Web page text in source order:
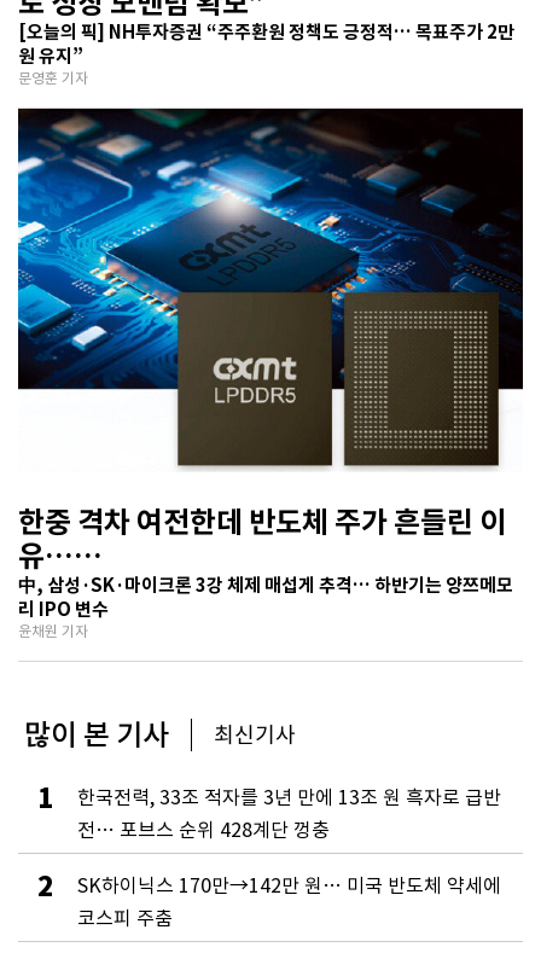
[오늘의 픽] NH투자증권 “주주환원 정책도 긍정적… 목표주가 2만
원 유지”
문영훈 기자
한중 격차 여전한데 반도체 주가 흔들린 이
유…
기술보다 무서운 ‘과점 균열’ 공포
中, 삼성·SK·마이크론 3강 체제 매섭게 추격… 하반기는 양쯔메모
리 IPO 변수
윤채원 기자
많이 본 기사 최신기사
1
한국전력, 33조 적자를 3년 만에 13조 원 흑자로 급반
전… 포브스 순위 428계단 껑충
2
SK하이닉스 170만→142만 원… 미국 반도체 약세에
코스피 주춤